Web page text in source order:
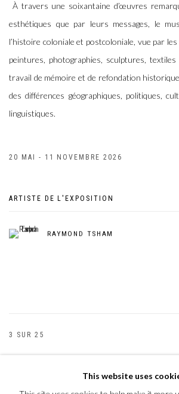
À travers une soixantaine d’œuvres
esthétiques que par leurs messages, le
l’histoire coloniale et postcoloniale, vue par
peintures, photographies, sculptures,
travail de mémoire et de refondation
des différences géographiques, politiques,
linguistiques.
20 MAI - 11 NOVEMBRE 2026
ARTISTE DE L'EXPOSITION
RAYMOND TSHAM
3 SUR 25
This website uses